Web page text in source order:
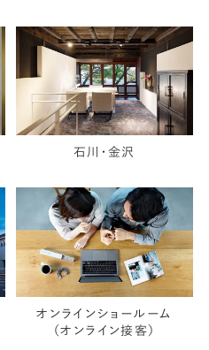
石川・金沢
オンラインショールーム
（オンライン接客）